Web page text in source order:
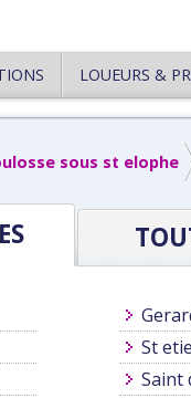
LOUEURS &
sous st elophe
St
Saint